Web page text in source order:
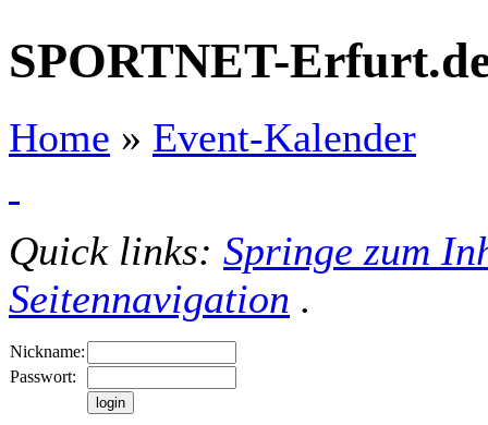
SPORTNET-
Home » Event-Kalender
Quick links: Springe zum
Seitennavigation .
Nickname:
Passwort: